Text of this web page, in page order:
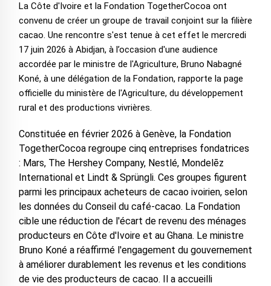
La Côte d'Ivoire et la Fondation TogetherCocoa ont
convenu de créer un groupe de travail conjoint sur la filière
cacao. Une rencontre s'est tenue à cet effet le mercredi
17 juin 2026 à Abidjan, à l’occasion d'une audience
accordée par le ministre de l'Agriculture, Bruno Nabagné
Koné, à une délégation de la Fondation, rapporte la page
officielle du ministère de l'Agriculture, du développement
rural et des productions vivrières.
Constituée en février 2026 à Genève, la Fondation
TogetherCocoa regroupe cinq entreprises fondatrices
: Mars, The Hershey Company, Nestlé, Mondelēz
International et Lindt & Sprüngli. Ces groupes figurent
parmi les principaux acheteurs de cacao ivoirien, selon
les données du Conseil du café-cacao. La Fondation
cible une réduction de l'écart de revenu des ménages
producteurs en Côte d'Ivoire et au Ghana. Le ministre
Bruno Koné a réaffirmé l'engagement du gouvernement
à améliorer durablement les revenus et les conditions
de vie des producteurs de cacao. Il a accueilli